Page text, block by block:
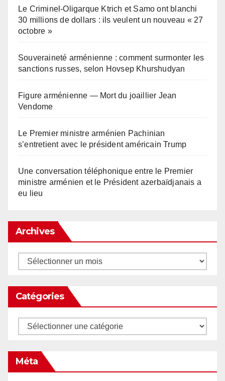
Le Criminel-Oligarque Ktrich et Samo ont blanchi
30 millions de dollars : ils veulent un nouveau « 27
octobre »
Souveraineté arménienne : comment surmonter les
sanctions russes, selon Hovsep Khurshudyan
Figure arménienne — Mort du joaillier Jean
Vendome
Le Premier ministre arménien Pachinian
s’entretient avec le président américain Trump
Une conversation téléphonique entre le Premier
ministre arménien et le Président azerbaïdjanais a
eu lieu
Archives
Archives
Catégories
Catégories
Méta